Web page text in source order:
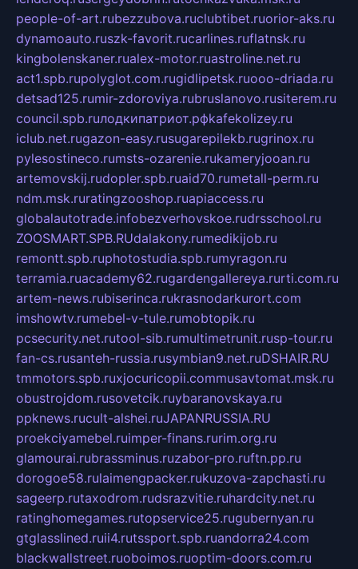
people-of-art.rubezzubova.ruclubtibet.ruorior-aks.ru
dynamoauto.ruszk-favorit.rucarlines.ruflatnsk.ru
kingbolenskaner.rualex-motor.ruastroline.net.ru
act1.spb.rupolyglot.com.rugidlipetsk.ruooo-driada.ru
detsad125.rumir-zdoroviya.rubruslanovo.rusiterem.ru
council.spb.ruлодкипатриот.рфkafekolizey.ru
iclub.net.rugazon-easy.rusugarepilekb.rugrinox.ru
pylesostineco.rumsts-ozarenie.rukameryjooan.ru
artemovskij.rudopler.spb.ruaid70.rumetall-perm.ru
ndm.msk.ruratingzooshop.ruapiaccess.ru
globalautotrade.infobezverhovskoe.rudrsschool.ru
ZOOSMART.SPB.RUdalakony.rumedikijob.ru
remontt.spb.ruphotostudia.spb.rumyragon.ru
terramia.ruacademy62.rugardengallereya.rurti.com.ru
artem-news.rubiserinca.rukrasnodarkurort.com
imshowtv.rumebel-v-tule.rumobtopik.ru
pcsecurity.net.rutool-sib.rumultimetrunit.rusp-tour.ru
fan-cs.rusanteh-russia.rusymbian9.net.ruDSHAIR.RU
tmmotors.spb.ruxjocuricopii.commusavtomat.msk.ru
obustrojdom.rusovetcik.ruybaranovskaya.ru
ppknews.rucult-alshei.ruJAPANRUSSIA.RU
proekciyamebel.ruimper-finans.rurim.org.ru
glamourai.rubrassminus.ruzabor-pro.ruftn.pp.ru
dorogoe58.rulaimengpacker.rukuzova-zapchasti.ru
sageerp.rutaxodrom.rudsrazvitie.ruhardcity.net.ru
ratinghomegames.rutopservice25.rugubernyan.ru
gtglasslined.ruii4.rutssport.spb.ruandorra24.com
blackwallstreet.ruoboimos.ruoptim-doors.com.ru